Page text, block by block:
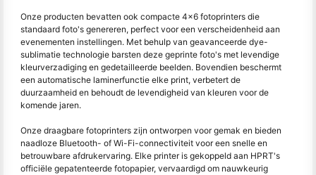
Onze producten bevatten ook compacte 4x6 fotoprinters die
standaard foto's genereren, perfect voor een verscheidenheid aan
evenementen instellingen. Met behulp van geavanceerde dye-
sublimatie technologie barsten deze geprinte foto's met levendige
kleurverzadiging en gedetailleerde beelden. Bovendien beschermt
een automatische laminerfunctie elke print, verbetert de
duurzaamheid en behoudt de levendigheid van kleuren voor de
komende jaren.
Onze draagbare fotoprinters zijn ontworpen voor gemak en bieden
naadloze Bluetooth- of Wi-Fi-connectiviteit voor een snelle en
betrouwbare afdrukervaring. Elke printer is gekoppeld aan HPRT's
officiële gepatenteerde fotopapier, vervaardigd om nauwkeurig